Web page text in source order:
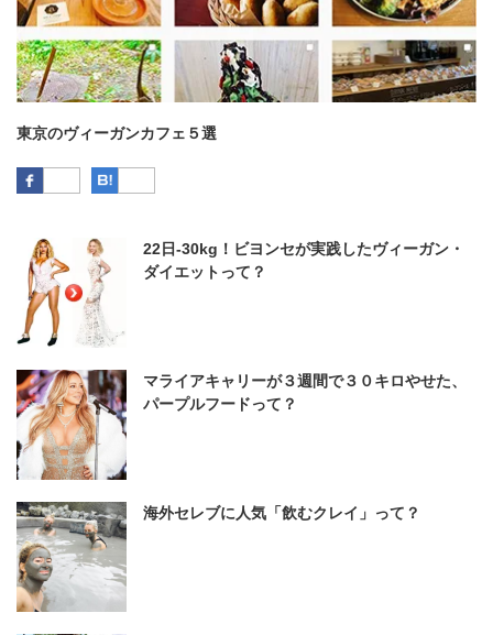
東京のヴィーガンカフェ５選
Facebook
22日-30kg！ビヨンセが実践したヴィーガン・
ダイエットって？
マライアキャリーが３週間で３０キロやせた、
パープルフードって？
海外セレブに人気「飲むクレイ」って？